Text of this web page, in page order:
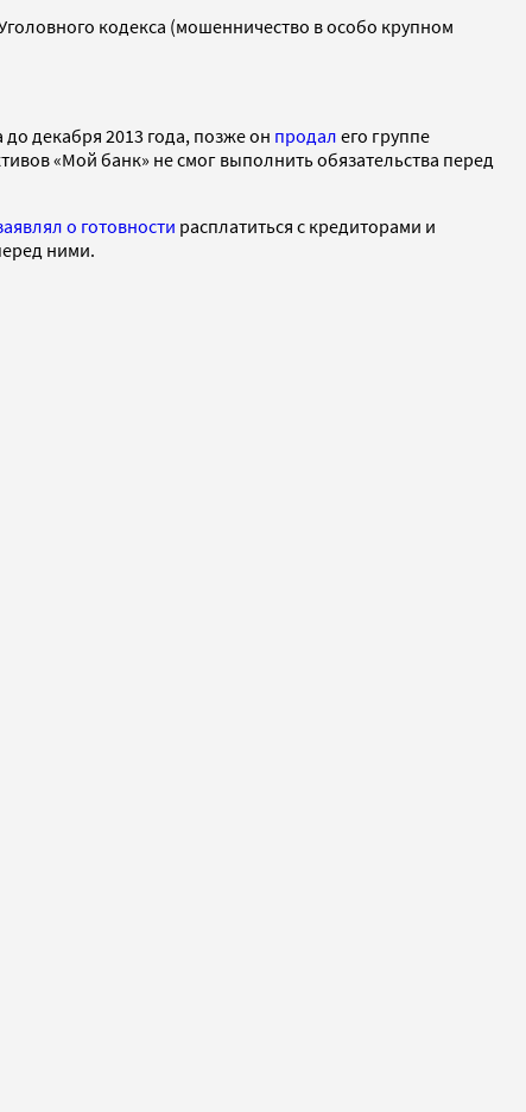
Уголовного кодекса (мошенничество в особо крупном
декабря 2013 года, позже он продал его группе
«Мой банк» не смог выполнить обязательства перед
о готовности расплатиться с кредиторами и
ними.